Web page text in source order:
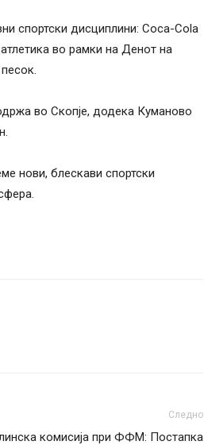
спортски дисциплини: Coca-Cola
во рамки на Денот на
во Скопје, додека Куманово
нови, блескави спортски
Следно
комисија при ФФМ: Постапка